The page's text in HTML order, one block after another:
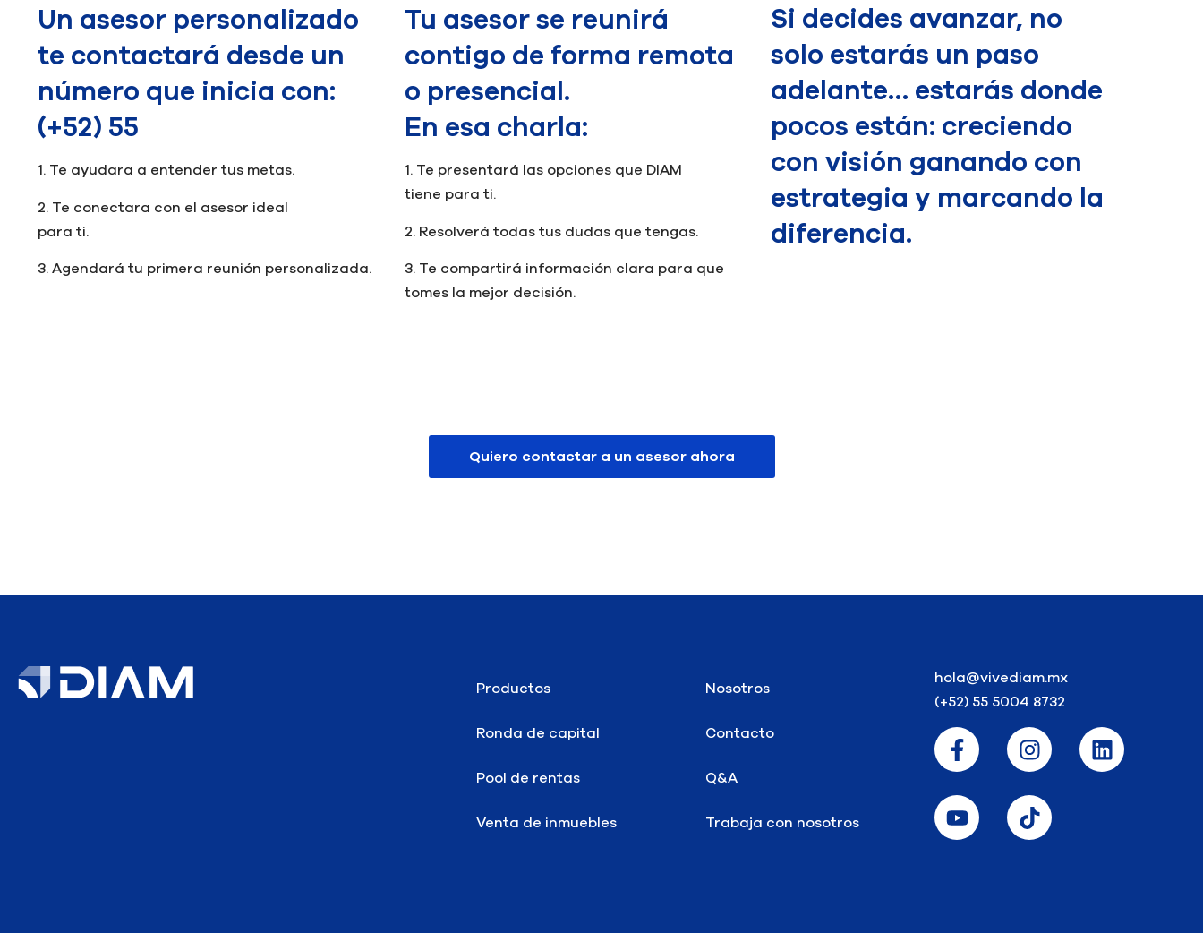
Un asesor personalizado
te contactará desde un
número que inicia con:
(+52) 55
1. Te ayudara a entender tus metas.
2. Te conectara con el asesor ideal
para ti.
3. Agendará tu primera reunión personalizada.
Tu asesor se reunirá
contigo de forma remota
o presencial.
​En esa charla:
1. Te presentará las opciones que DIAM
tiene para ti.
2. Resolverá todas tus dudas que tengas.
3. Te compartirá información clara para que
tomes la mejor decisión.
Si decides avanzar, no
solo estarás un paso
adelante… estarás donde
pocos están: creciendo
con visión ganando con
estrategia y marcando la
diferencia.
Quiero contactar a un asesor ahora
Productos
Ronda de capital
Pool de rentas
Venta de inmuebles
Nosotros
Contacto
Q&A
Trabaja con nosotros
hola@vivediam.mx
(+52) 55 5004 8732